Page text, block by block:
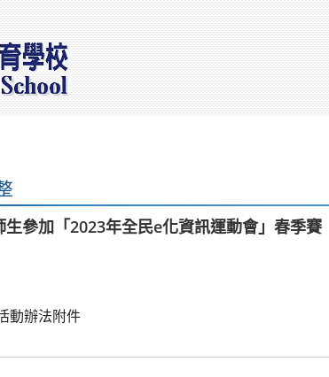
生參加「2023年全民e化資訊運動會」春季賽
動辦法附件